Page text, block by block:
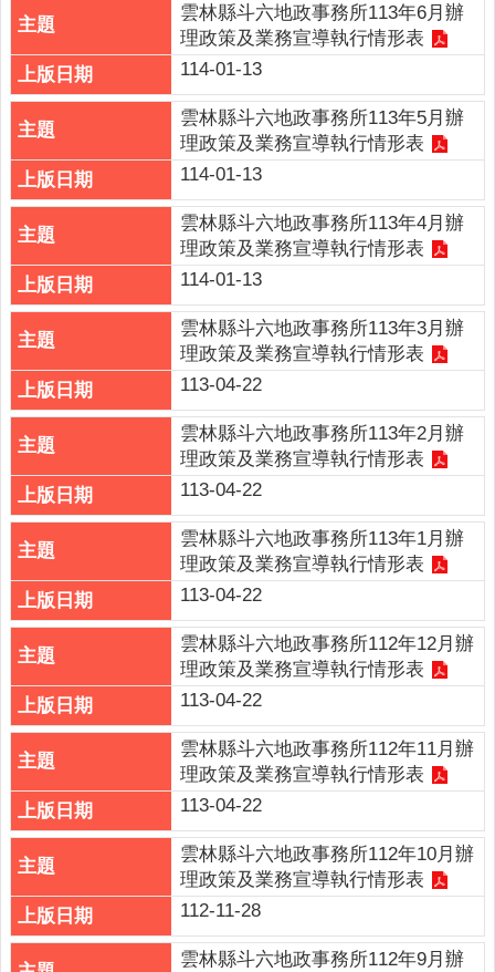
關
連
結
English
回
首
隱
私
保
護
政
策
站
安
全
策
府
網
站
資
料
開
放
宣
告
雲林縣斗六地政事務所113年6月辦
理政策及業務宣導執行情形表
114-01-13
雲林縣斗六地政事務所113年5月辦
理政策及業務宣導執行情形表
114-01-13
雲林縣斗六地政事務所113年4月辦
理政策及業務宣導執行情形表
114-01-13
雲林縣斗六地政事務所113年3月辦
理政策及業務宣導執行情形表
113-04-22
雲林縣斗六地政事務所113年2月辦
理政策及業務宣導執行情形表
113-04-22
雲林縣斗六地政事務所113年1月辦
理政策及業務宣導執行情形表
113-04-22
雲林縣斗六地政事務所112年12月辦
理政策及業務宣導執行情形表
113-04-22
雲林縣斗六地政事務所112年11月辦
理政策及業務宣導執行情形表
113-04-22
雲林縣斗六地政事務所112年10月辦
理政策及業務宣導執行情形表
112-11-28
雲林縣斗六地政事務所112年9月辦